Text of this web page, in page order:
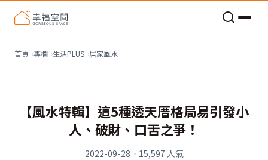
首頁 專欄 生活PLUS 居家風水
【風水特輯】這5種透天厝格局易引發小
人、破財、口舌之爭！
2022-09-28 · 15,597 人氣